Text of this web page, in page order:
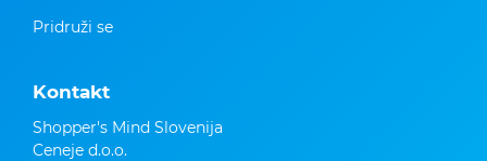
Pridruži se
Kontakt
Shopper's Mind Slovenija
Ceneje d.o.o.